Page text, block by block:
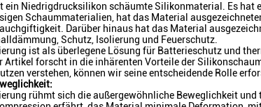
ein Niedrigdrucksilikon schäumte Silikonmaterial. Es
Schaummaterialien, hat das Material
Darüber hinaus hat das Material
Schutz, Isolierung und Feuerschutz.
ist als überlegene Lösung für Batterieschutz und
Artikel forscht in die inhärenten Vorteile der
verstehen, können wir seine entscheidende Rolle
rühmt sich die außergewöhnliche Beweglichkeit und